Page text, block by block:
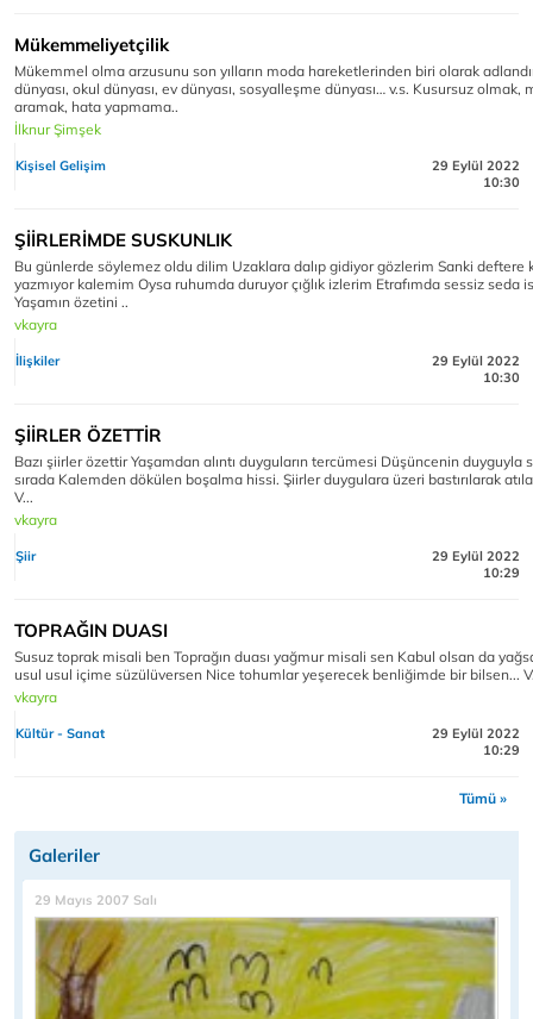
Mükemmeliyetçilik
Mükemmel olma arzusunu son yılların moda hareketlerinden biri olarak
dünyası, okul dünyası, ev dünyası, sosyalleşme dünyası… v.s. Kusursuz olmak,
aramak, hata yapmama..
İlknur Şimşek
Kişisel Gelişim
29 Eylül 2022
10:30
ŞİİRLERİMDE SUSKUNLIK
Bu günlerde söylemez oldu dilim Uzaklara dalıp gidiyor gözlerim Sanki deftere
yazmıyor kalemim Oysa ruhumda duruyor çığlık izlerim Etrafımda sessiz seda
Yaşamın özetini ..
vkayra
İlişkiler
29 Eylül 2022
10:30
ŞİİRLER ÖZETTİR
Bazı şiirler özettir Yaşamdan alıntı duyguların tercümesi Düşüncenin duyguyla
sırada Kalemden dökülen boşalma hissi. Şiirler duygulara üzeri bastırılarak
V...
vkayra
Şiir
29 Eylül 2022
10:29
TOPRAĞIN DUASI
Susuz toprak misali ben Toprağın duası yağmur misali sen Kabul olsan da
usul usul içime süzülüversen Nice tohumlar yeşerecek benliğimde bir bilsen...
vkayra
Kültür - Sanat
29 Eylül 2022
10:29
Tümü »
Galeriler
29 Mayıs 2007 Salı